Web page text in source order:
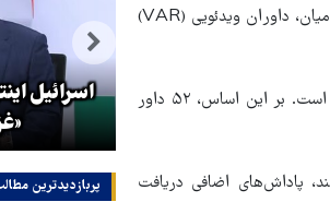
همچنین کمک‌داوران حاضر در این مسابقات نیز حدود ۲۵ هزار دلار دریافت می‌کنند. در این میان، داوران ویدئویی (VAR)
فیفا برای مدیریت مسابقات این دوره، بزرگ‌ترین تیم داوری تاریخ جام جهانی را انتخاب کرده است. بر این اساس، ۵۲ داور
پاداش‌های اضافی دریافت
ایران از سوی آمریکا
اسرائیل
پربازدیدترین‌